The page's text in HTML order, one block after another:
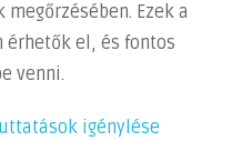
Ezek a
el, és fontos
venni.
igénylése